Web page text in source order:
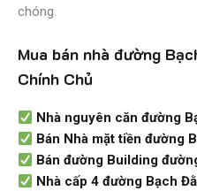
chóng.
Mua bán nhà đường
Chính Chủ
Nhà nguyên căn đường
Bán Nhà mặt tiền đường
Bán đường Building
Nhà cấp 4 đường Bạch